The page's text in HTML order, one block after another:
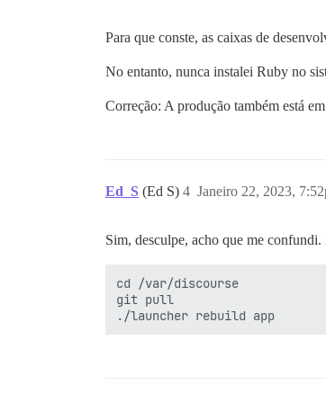
/var/www/discourse/vendor/
bin/rails:18:in `<main>'
Para que conste, as caixas de
No entanto, nunca instalei Ruby no
Correção: A produção também está
Ed_S (Ed S) Janeiro 22, 2023,
4
Sim, desculpe, acho que me
cd /var/discourse
git pull